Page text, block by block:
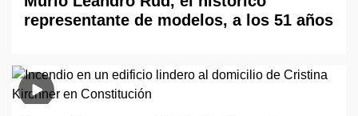
representante de modelos, a los 51 años